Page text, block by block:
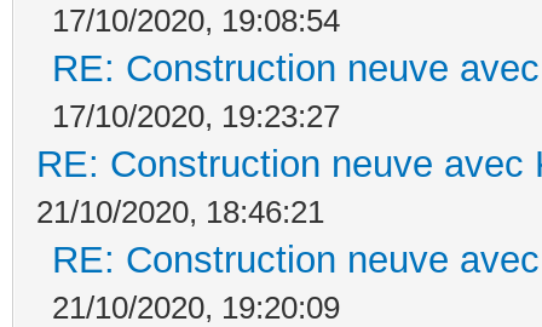
17/10/2020, 19:08:54
RE: Construction neuve
17/10/2020, 19:23:27
RE: Construction neuve avec
21/10/2020, 18:46:21
RE: Construction neuve
21/10/2020, 19:20:09